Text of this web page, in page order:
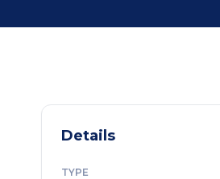
Details
TYPE